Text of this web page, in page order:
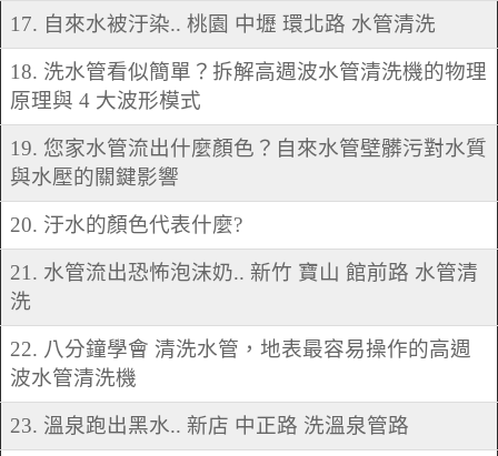
17. 自來水被汙染.. 桃園 中壢 環北路 水管清洗
18. 洗水管看似簡單？拆解高週波水管清洗機的物理
原理與 4 大波形模式
19. 您家水管流出什麼顏色？自來水管壁髒污對水質
與水壓的關鍵影響
20. 汙水的顏色代表什麼?
21. 水管流出恐怖泡沫奶.. 新竹 寶山 館前路 水管清
洗
22. 八分鐘學會 清洗水管，地表最容易操作的高週
波水管清洗機
23. 溫泉跑出黑水.. 新店 中正路 洗溫泉管路